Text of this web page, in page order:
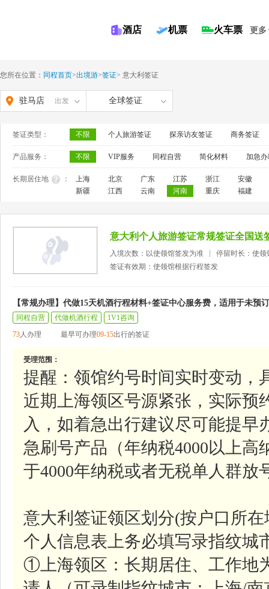
酒店 机票 火车票 更多
您所在位置： 同程首页>出境游>签证> 意大利签证
驻马店 出发 全球签证
签证类型： 不限 个人旅游签证 探亲访友签证 商务签证
产品服务： 不限 VIP服务 同程自营 简化材料 加急
长期居住地 ： 上海 北京 广东 江苏 浙江
安徽
新疆
江西 云南 河南 重庆 福建
意大利个人旅游签证常规签证全国送
入境次数：以使领馆签发为准
停留时长：使领
签证有效期：使领馆根据行程签发
【常规办理】代做15天机酒行程材料+签证中心服务费，适用于未预
同程自营 代做机酒行程
1V1咨询
73人办理 最早可办理09-15出行的签证
受理范围：
提醒：领馆约号时间实时变动，
近期上海领区号源紧张，实际预
入，如着急出行建议尽可能提
急刷号产品（年纳税4000以上
于4000年纳税或者无税单人群放
意大利签证领区划分(按户口所
个人信息表上务必填写录指纹城
①上海领区：长期居住、工作地